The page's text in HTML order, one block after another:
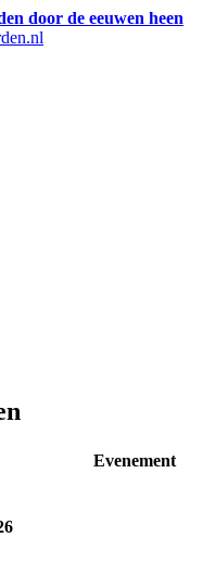
door de eeuwen heen
Evenement